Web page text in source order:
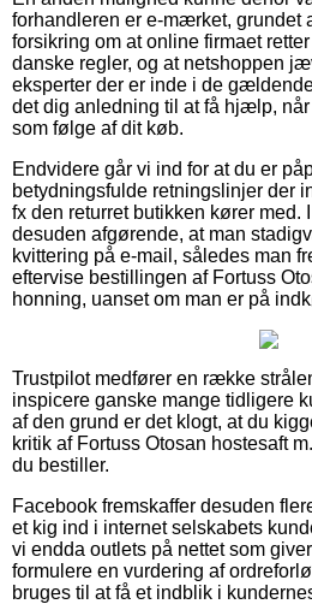
forhandleren er e-mærket, grundet
forsikring om at online firmaet
danske regler, og at netshoppen
eksperter der er inde i de
det dig anledning til at få hjælp,
som følge af dit køb.
Endvidere går vi ind for at du er
betydningsfulde retningslinjer der
fx den returret butikken kører med.
desuden afgørende, at man
kvittering på e-mail, således man
eftervise bestillingen af Fortuss
honning, uanset om man er på
Trustpilot medfører en række
inspicere ganske mange tidligere
af den grund er det klogt, at du
kritik af Fortuss Otosan hostesaft
du bestiller.
Facebook fremskaffer desuden
et kig ind i internet selskabets
vi endda outlets på nettet som
formulere en vurdering af
bruges til at få et indblik i